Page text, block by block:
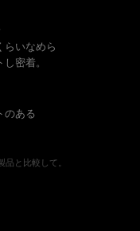
らいなめら
密着。
のある
と比較して。